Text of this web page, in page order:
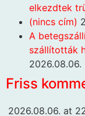
elkezdtek
(nincs cím)
A
szállították
2026.08.06.
Friss
2026.08.06. at